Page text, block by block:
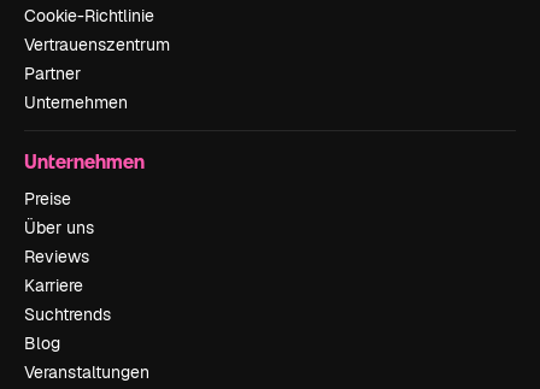
Cookie-Richtlinie
Vertrauenszentrum
Partner
Unternehmen
Unternehmen
Preise
Über uns
Reviews
Karriere
Suchtrends
Blog
Veranstaltungen